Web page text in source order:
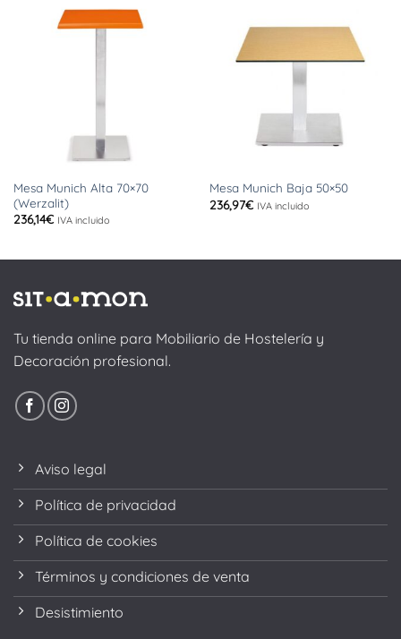
Mesa Munich Alta 70×70
(Werzalit)
236,14€ IVA incluido
Mesa Munich Baja 50×50
236,97€ IVA incluido
Tu tienda online para Mobiliario de Hostelería y
Decoración profesional.
Aviso legal
Política de privacidad
Política de cookies
Términos y condiciones de venta
Desistimiento